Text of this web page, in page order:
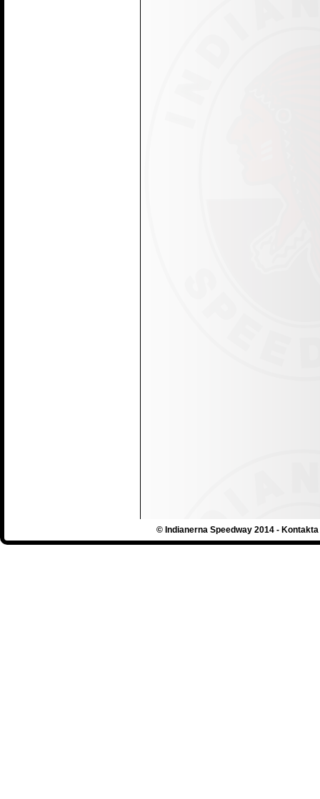
© Indianerna Speedway 2014 -